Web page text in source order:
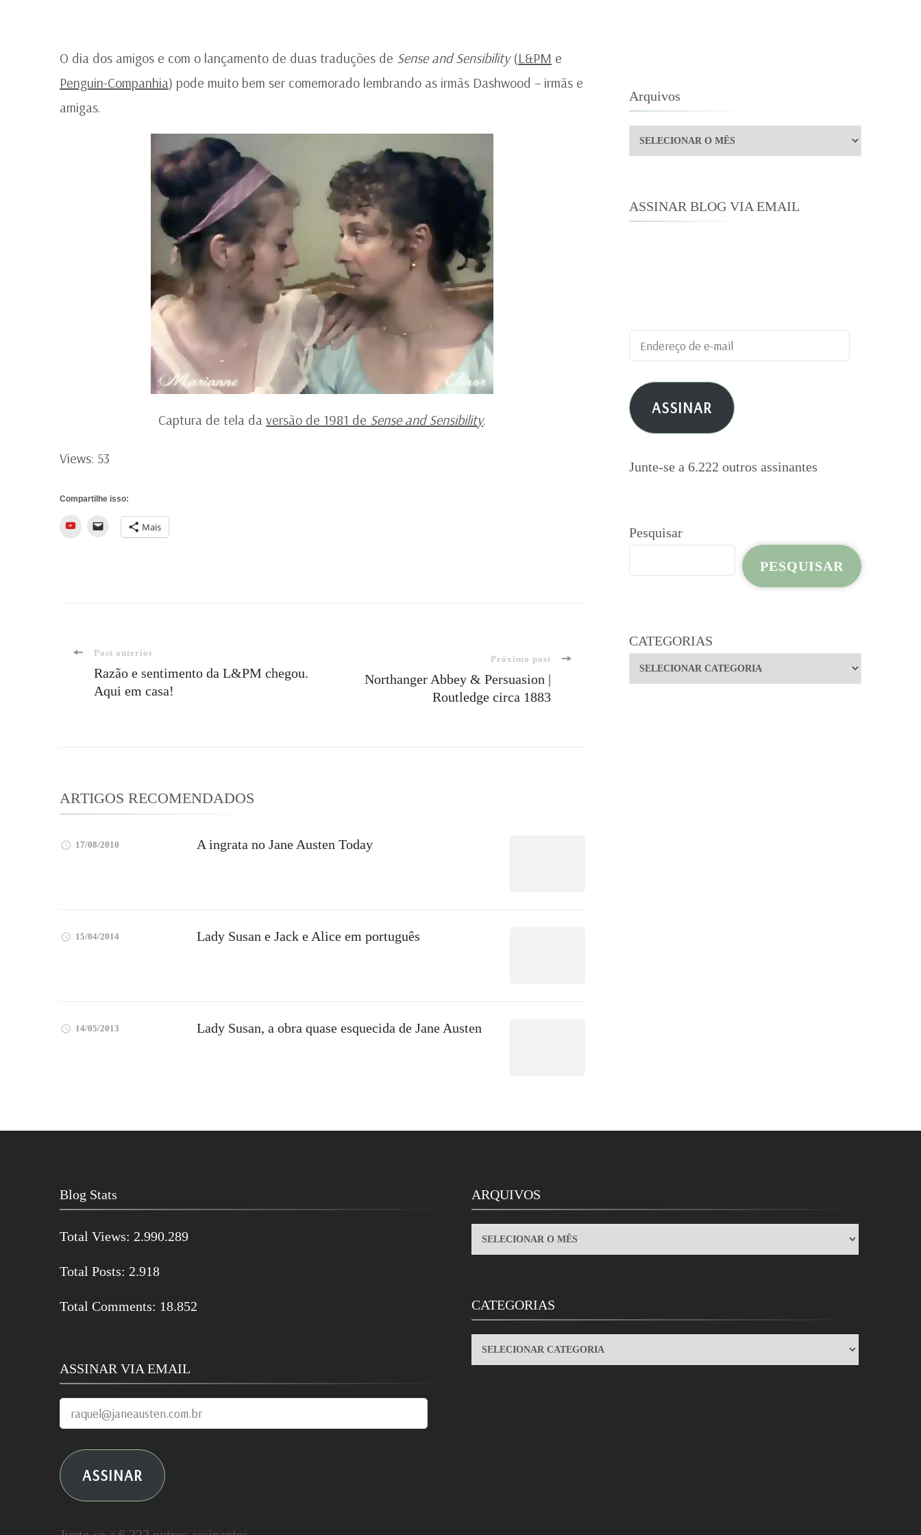
O dia dos amigos e com o lançamento de duas traduções de Sense and Sensibility(L&PM e
Penguin-Companhia) pode muito bem ser comemorado lembrando as irmãs Dashwood – irmãs e
amigas.
Captura de tela daversão de 1981 de Sense and Sensibility.
Views: 53
Compartilhe isso:
YouTube Mais
Navegação
Post anterior
Razão e sentimento da L&PM chegou.
Aqui em casa!
Próximo post
Northanger Abbey & Persuasion |
Routledge circa 1883
ARTIGOS RECOMENDADOS
17/08/2010 A ingrata no Jane Austen Today
15/04/2014 Lady Susan e Jack e Alice em português
14/05/2013 Lady Susan, a obra quase esquecida de Jane Austen
Arquivos
Arquivos
ASSINAR BLOG VIA EMAIL
Endereço
de
e-
mail ASSINAR
Junte-se a 6.222 outros assinantes
Pesquisar
PESQUISAR
CATEGORIAS
Blog Stats
Total Views: 2.990.289
Total Posts: 2.918
Total Comments: 18.852
ASSINAR VIA EMAIL
raquel@janeausten.com.br
ASSINAR
ARQUIVOS
ARQUIVOS
CATEGORIAS
CATEGORIAS